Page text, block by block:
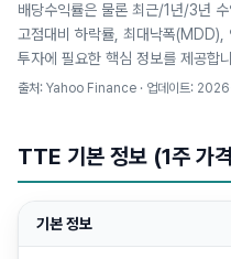
배당수익률은 물론 최근/1년/3년
고점대비 하락률, 최대낙폭(MDD),
투자에 필요한 핵심 정보를 제공합
출처: Yahoo Finance · 업데이트:
TTE 기본 정보 (1주 가
기본 정보